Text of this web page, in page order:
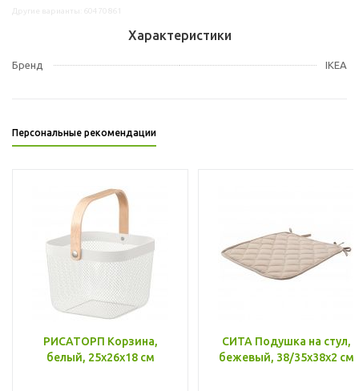
Характеристики
Бренд IKEA
Персональные рекомендации
РИСАТОРП Корзина,
белый, 25x26x18 см
СИТА Подушка на стул,
бежевый, 38/35x38x2 см